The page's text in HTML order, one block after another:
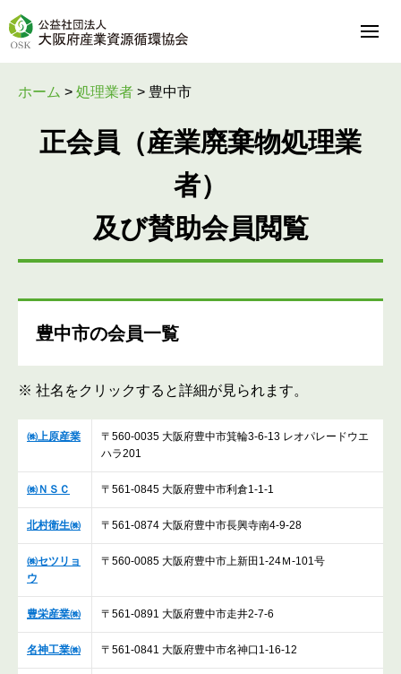
ホーム > 処理業者 > 豊中市
正会員（産業廃棄物処理業
者）
及び賛助会員閲覧
豊中市の会員一覧
※ 社名をクリックすると詳細が見られます。
㈱上原産業
〒560-0035 大阪府豊中市箕輪3-6-13 レオパレードウエ
ハラ201
㈱ＮＳＣ 〒561-0845 大阪府豊中市利倉1-1-1
北村衛生㈱ 〒561-0874 大阪府豊中市長興寺南4-9-28
㈱セツリョ
ウ
〒560-0085 大阪府豊中市上新田1-24Ｍ-101号
豊栄産業㈱ 〒561-0891 大阪府豊中市走井2-7-6
名神工業㈱ 〒561-0841 大阪府豊中市名神口1-16-12